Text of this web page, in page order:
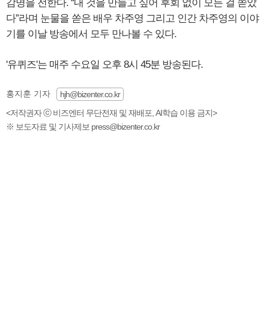
감명을 전한다. “내 것을 만들고 싶어 후회 없이 모든 걸 쏟았
다”라며 눈물을 쏟은 배우 차주영 그리고 인간 차주영의 이야
기를 이날 방송에서 모두 만나볼 수 있다.
'유퀴즈'는 매주 수요일 오후 8시 45분 방송된다.
홍지훈 기자
hjh@bizenter.co.kr
<저작권자 ⓒ 비즈엔터 무단전재 및 재배포, AI학습 이용 금지>
※ 보도자료 및 기사제보 press@bizenter.co.kr